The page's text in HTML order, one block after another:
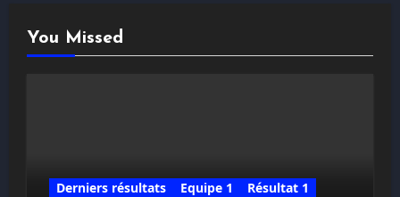
You Missed
Derniers résultats Equipe 1
Résultat 1